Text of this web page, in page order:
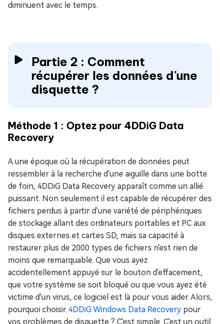
diminuent avec le temps.
Partie 2 : Comment
récupérer les données d'une
disquette ?
Méthode 1 : Optez pour 4DDiG Data
Recovery
A une époque où la récupération de données peut
ressembler à la recherche d'une aiguille dans une botte
de foin, 4DDiG Data Recovery apparaît comme un allié
puissant. Non seulement il est capable de récupérer des
fichiers perdus à partir d'une variété de périphériques
de stockage allant des ordinateurs portables et PC aux
disques externes et cartes SD, mais sa capacité à
restaurer plus de 2000 types de fichiers n'est rien de
moins que remarquable. Que vous ayez
accidentellement appuyé sur le bouton d'effacement,
que votre système se soit bloqué ou que vous ayez été
victime d'un virus, ce logiciel est là pour vous aider. Alors,
pourquoi choisir 4DDiG Windows Data Recovery pour
vos problèmes de disquette ? C'est simple. C'est un outil